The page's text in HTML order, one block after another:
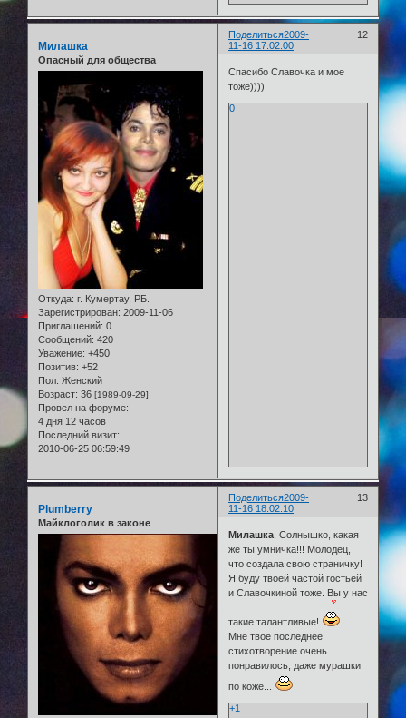
Поделиться 12
2009-
11-16 17:02:00
Милашка
Опасный для общества
Откуда: г. Кумертау, РБ.
Зарегистрирован: 2009-11-06
Приглашений: 0
Сообщений: 420
Уважение: +450
Позитив: +52
Пол: Женский
Возраст: 36 [1989-09-29]
Провел на форуме:
4 дня 12 часов
Последний визит:
2010-06-25 06:59:49
Спасибо Славочка и мое
тоже))))
0
Поделиться 13
2009-
11-16 18:02:10
Plumberry
Майклоголик в законе
Милашка, Солнышко, какая
же ты умничка!!! Молодец,
что создала свою страничку!
Я буду твоей частой гостьей
и Славочкиной тоже. Вы у нас
такие талантливые!
Мне твое последнее
стихотворение очень
понравилось, даже мурашки
по коже...
+1